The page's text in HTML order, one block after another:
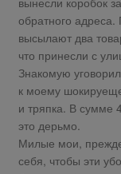
обратного
высылают два
что принесли с
Знакомую
к моему
и тряпка. В сумме
это дерьмо.
Милые мои,
себя, чтобы эти